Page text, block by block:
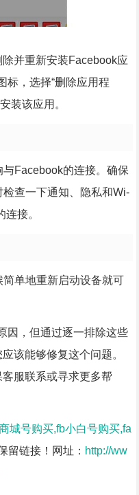
并重新安装Facebook应
标，选择“删除应用程
装该应用。
Facebook的连接。确保
查一下通知、隐私和Wi-
接。
单地重新启动设备就可
因，但通过逐一排除这些
该能够修复这个问题。
服联系或寻求更多帮
城号购买,fb小白号购买,fa
留链接！网址： http://ww